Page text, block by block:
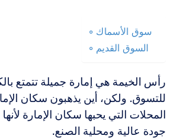
سوق الأسماك
السوق القديم
رأس الخيمة هي إمارة جميلة تتمتع
للتسوق. ولكن، أين يذهبون سكان
المحلات التي يحبها سكان الإمارة
جودة عالية ومحلية الصنع.